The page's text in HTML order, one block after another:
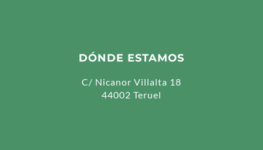
DÓNDE ESTAMOS
C/ Nicanor Villalta 18
44002 Teruel